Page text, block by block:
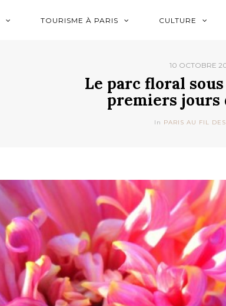
TOURISME À PARIS CULTURE
10 OCTOBRE
Le parc floral
premiers jours
In PARIS AU FIL